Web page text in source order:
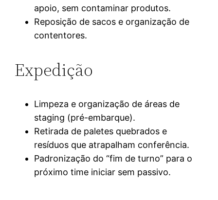
apoio, sem contaminar produtos.
Reposição de sacos e organização de
contentores.
Expedição
Limpeza e organização de áreas de
staging (pré-embarque).
Retirada de paletes quebrados e
resíduos que atrapalham conferência.
Padronização do “fim de turno” para o
próximo time iniciar sem passivo.